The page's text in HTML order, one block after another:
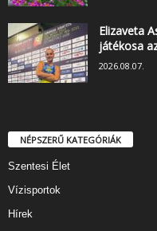
Elizaveta
játékosa
2026.08.07.
NÉPSZERŰ KATEGÓRIÁK
Szentesi Élet
Vízisportok
Hírek